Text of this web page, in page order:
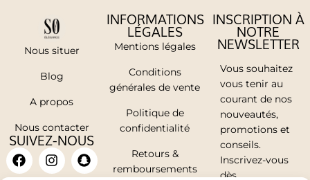
Nous situer
Blog
A propos
Nous contacter
SUIVEZ-NOUS
INFORMATIONS
LÉGALES
Mentions légales
Conditions
générales de vente
Politique de
confidentialité
Retours &
remboursements
INSCRIPTION À
NOTRE
NEWSLETTER
Vous souhaitez
vous tenir au
courant de nos
nouveautés,
promotions et
conseils.
Inscrivez-vous
dès